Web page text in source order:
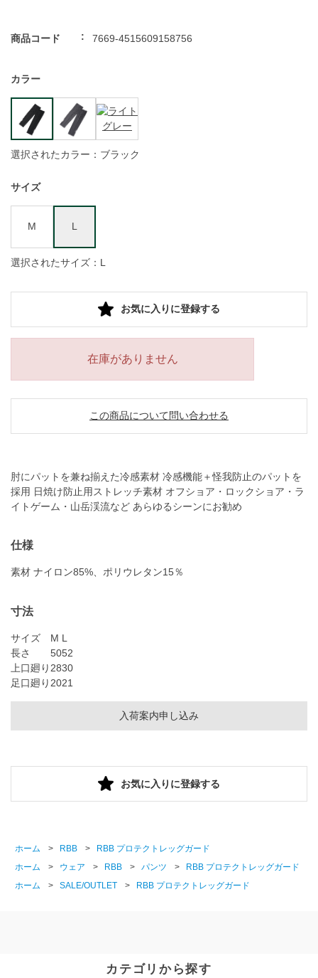
商品コード 7669-4515609158756
カラー
選択されたカラー：ブラック
サイズ
M L
選択されたサイズ：L
お気に入りに登録する
入荷案内申し込み
在庫がありません
この商品について問い合わせる
肘にパットを兼ね揃えた冷感素材 冷感機能＋怪我防止のパットを
採用 日焼け防止用ストレッチ素材 オフショア・ロックショア・ラ
イトゲーム・山岳渓流など あらゆるシーンにお勧め
仕様
素材 ナイロン85%、ポリウレタン15％
寸法
サイズ M L
長さ
5052
上口廻り 2830
足口廻り 2021
お気に入りに登録する
ホーム > RBB >
RBB プロテクトレッグガード
ホーム
> ウェア > RBB > パンツ >
RBB プロテクトレッグガード
ホーム
> SALE/OUTLET > RBB プロテクトレッグガード
カテゴリから探す